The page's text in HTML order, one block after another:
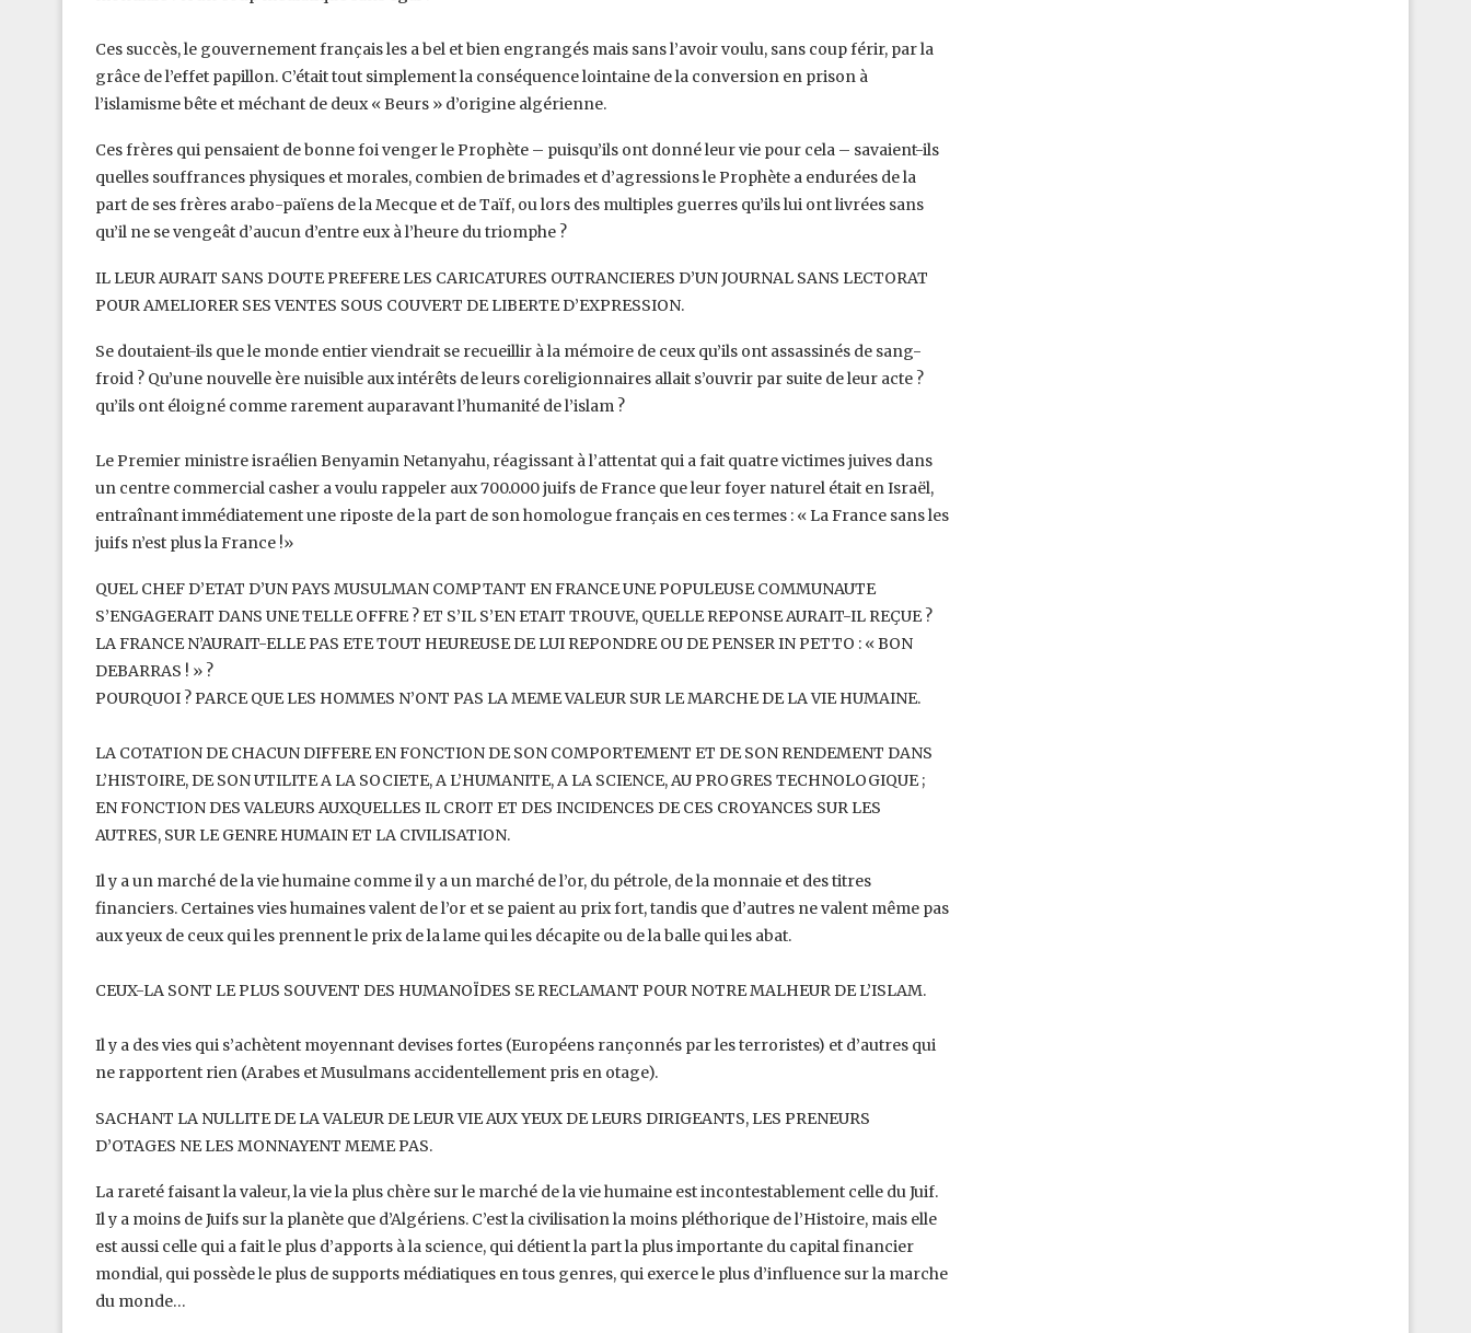
Ces succès, le gouvernement français les a bel et bien engrangés mais sans l’avoir voulu, ‎sans coup férir, par la
grâce de l’effet papillon. C’était tout simplement la conséquence ‎lointaine de la conversion en prison à
l’islamisme bête et méchant de deux « Beurs » ‎d’origine algérienne.‎
Ces frères qui pensaient de bonne foi venger le Prophète – puisqu’ils ont donné leur vie pour ‎cela – savaient-ils
quelles souffrances physiques et morales, combien de brimades et ‎d’agressions le Prophète a endurées de la
part de ses frères arabo-païens de la Mecque et ‎de Taïf, ou lors des multiples guerres qu’ils lui ont livrées sans
qu’il ne se vengeât d’aucun ‎d’entre eux à l’heure du triomphe ? ‎
IL LEUR AURAIT SANS DOUTE PREFERE LES CARICATURES OUTRANCIERES D’UN JOURNAL ‎SANS LECTORAT
POUR AMELIORER SES VENTES SOUS COUVERT DE LIBERTE ‎D’EXPRESSION. ‎
Se doutaient-ils que le monde entier viendrait se recueillir à la mémoire de ceux qu’ils ont ‎assassinés de sang-
froid ? Qu’une nouvelle ère nuisible aux intérêts de leurs coreligionnaires ‎allait s’ouvrir par suite de leur acte ?
qu’ils ont éloigné comme rarement auparavant ‎l’humanité de l’islam ?
Le Premier ministre israélien Benyamin Netanyahu, réagissant à l’attentat qui a fait quatre ‎victimes juives dans
un centre commercial casher a voulu rappeler aux 700.000 juifs de ‎France que leur foyer naturel était en Israël,
entraînant immédiatement une riposte de la ‎part de son homologue français en ces termes : « La France sans les
juifs n’est plus la ‎France !» ‎
QUEL CHEF D’ETAT D’UN PAYS MUSULMAN COMPTANT EN FRANCE UNE POPULEUSE ‎COMMUNAUTE
S’ENGAGERAIT DANS UNE TELLE OFFRE ? ET S’IL S’EN ETAIT TROUVE, ‎QUELLE REPONSE AURAIT-IL REÇUE ?
LA FRANCE N’AURAIT-ELLE PAS ETE TOUT ‎HEUREUSE DE LUI REPONDRE OU DE PENSER IN PETTO : « BON
DEBARRAS ! » ? ‎
POURQUOI ? PARCE QUE LES HOMMES N’ONT PAS LA MEME VALEUR SUR LE MARCHE ‎DE LA VIE HUMAINE.
LA COTATION DE CHACUN DIFFERE EN FONCTION DE SON COMPORTEMENT ET DE SON ‎RENDEMENT DANS
L’HISTOIRE, DE SON UTILITE A LA SOCIETE, A L’HUMANITE, A LA ‎SCIENCE, AU PROGRES TECHNOLOGIQUE ;
EN FONCTION DES VALEURS AUXQUELLES IL ‎CROIT ET DES INCIDENCES DE CES CROYANCES SUR LES
AUTRES, SUR LE GENRE HUMAIN ‎ET LA CIVILISATION.‎
Il y a un marché de la vie humaine comme il y a un marché de l’or, du pétrole, de la ‎monnaie et des titres
financiers. Certaines vies humaines valent de l’or et se paient au prix ‎fort, tandis que d’autres ne valent même pas
aux yeux de ceux qui les prennent le prix de la ‎lame qui les décapite ou de la balle qui les abat.
CEUX-LA SONT LE PLUS SOUVENT DES HUMANOÏDES SE RECLAMANT POUR NOTRE ‎MALHEUR DE L’ISLAM.
Il y a des vies qui s’achètent moyennant devises fortes (Européens rançonnés par les ‎terroristes) et d’autres qui
ne rapportent rien (Arabes et Musulmans accidentellement pris ‎en otage). ‎
SACHANT LA NULLITE DE LA VALEUR DE LEUR VIE AUX YEUX DE LEURS DIRIGEANTS, LES ‎PRENEURS
D’OTAGES NE LES MONNAYENT MEME PAS.‎
La rareté faisant la valeur, la vie la plus chère sur le marché de la vie humaine est ‎incontestablement celle du Juif.
Il y a moins de Juifs sur la planète que d’Algériens. C’est la ‎civilisation la moins pléthorique de l’Histoire, mais elle
est aussi celle qui a fait le plus ‎d’apports à la science, qui détient la part la plus importante du capital financier
mondial, qui ‎possède le plus de supports médiatiques en tous genres, qui exerce le plus d’influence sur la ‎marche
du monde… ‎